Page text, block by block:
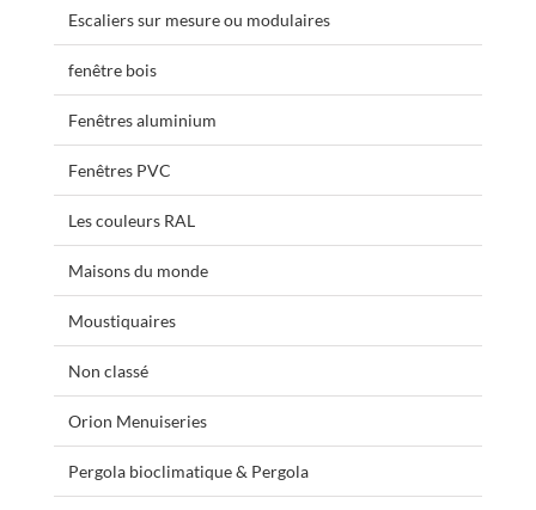
Escaliers sur mesure ou modulaires
fenêtre bois
Fenêtres aluminium
Fenêtres PVC
Les couleurs RAL
Maisons du monde
Moustiquaires
Non classé
Orion Menuiseries
Pergola bioclimatique & Pergola